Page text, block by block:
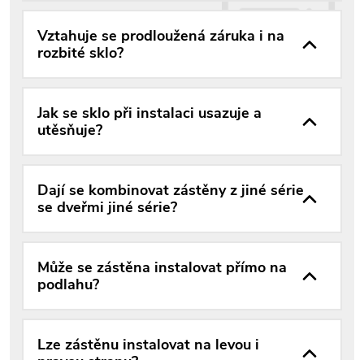
Vztahuje se prodloužená záruka i na
rozbité sklo?
Jak se sklo při instalaci usazuje a
utěsňuje?
Dají se kombinovat zástěny z jiné série
se dveřmi jiné série?
Může se zástěna instalovat přímo na
podlahu?
Lze zástěnu instalovat na levou i